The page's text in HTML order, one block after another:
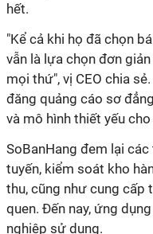
hết.
"Kể cả khi họ đã chọn
vẫn là lựa chọn đơn
mọi thứ", vị CEO chia
đăng quảng cáo sơ
và mô hình thiết yếu
SoBanHang đem lại
tuyến, kiểm soát kho
thu, cũng như cung cấp
quen. Đến nay, ứng
nghiệp sử dụng.